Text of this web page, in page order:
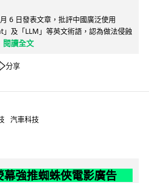
6 日發表文章，批評中國廣泛使用
」及「LLM」等英文術語，認為做法侵蝕
閱讀全文
分享
汽車科技
幕強推蜘蛛俠電影廣告